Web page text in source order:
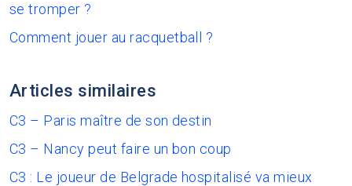
se tromper ?
Comment jouer au racquetball ?
Articles similaires
C3 – Paris maître de son destin
C3 – Nancy peut faire un bon coup
C3 : Le joueur de Belgrade hospitalisé va mieux